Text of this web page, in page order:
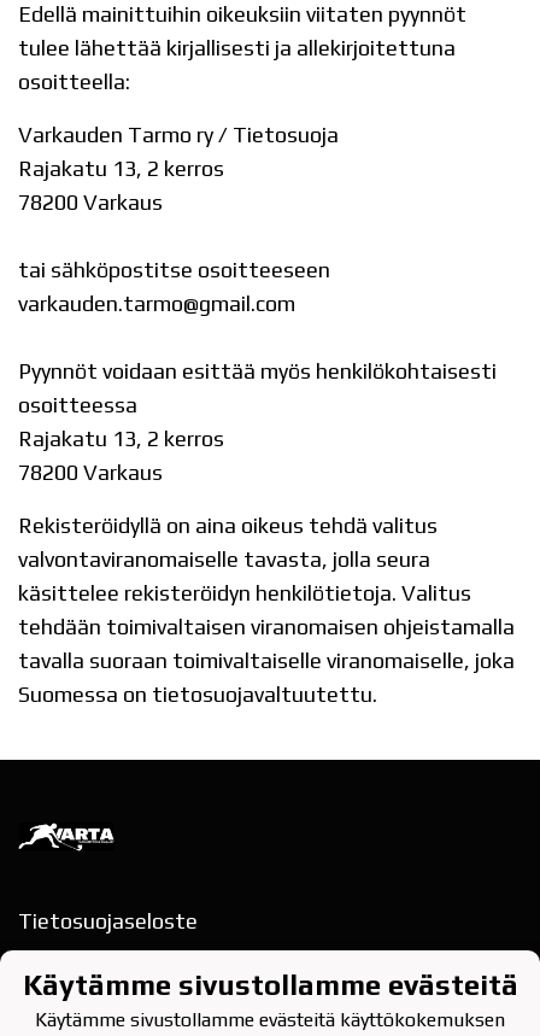
Edellä mainittuihin oikeuksiin viitaten pyynnöt
tulee lähettää kirjallisesti ja allekirjoitettuna
osoitteella:
Varkauden Tarmo ry / Tietosuoja
Rajakatu 13, 2 kerros
78200 Varkaus
tai sähköpostitse osoitteeseen
varkauden.tarmo@gmail.com
Pyynnöt voidaan esittää myös henkilökohtaisesti
osoitteessa
Rajakatu 13, 2 kerros
78200 Varkaus
Rekisteröidyllä on aina oikeus tehdä valitus
valvontaviranomaiselle tavasta, jolla seura
käsittelee rekisteröidyn henkilötietoja. Valitus
tehdään toimivaltaisen viranomaisen ohjeistamalla
tavalla suoraan toimivaltaiselle viranomaiselle, joka
Suomessa on tietosuojavaltuutettu.
Tietosuojaseloste
Rajakatu 13, 2.krs
78200 VARKAUS
puh. 040-354 9622
Käytämme sivustollamme evästeitä
Käytämme sivustollamme evästeitä käyttökokemuksen